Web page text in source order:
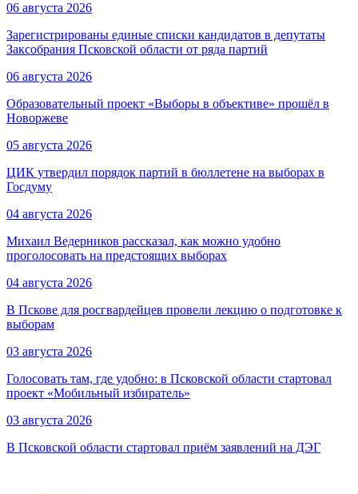
06 августа 2026
Зарегистрированы единые списки кандидатов в депутаты
Заксобрания Псковской области от ряда партий
06 августа 2026
Образовательный проект «Выборы в объективе» прошёл в
Новоржеве
05 августа 2026
ЦИК утвердил порядок партий в бюллетене на выборах в
Госдуму
04 августа 2026
Михаил Ведерников рассказал, как можно удобно
проголосовать на предстоящих выборах
04 августа 2026
В Пскове для росгвардейцев провели лекцию о подготовке к
выборам
03 августа 2026
Голосовать там, где удобно: в Псковской области стартовал
проект «Мобильный избиратель»
03 августа 2026
В Псковской области стартовал приём заявлений на ДЭГ